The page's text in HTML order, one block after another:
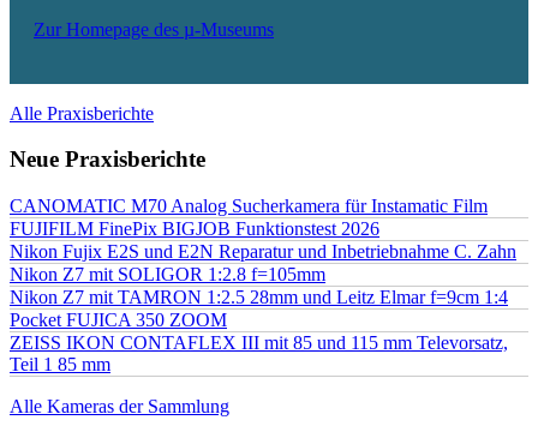
Zur Homepage des µ-Museums
Alle Praxisberichte
Neue Praxisberichte
CANOMATIC M70 Analog Sucherkamera für Instamatic Film
FUJIFILM FinePix BIGJOB Funktionstest 2026
Nikon Fujix E2S und E2N Reparatur und Inbetriebnahme C. Zahn
Nikon Z7 mit SOLIGOR 1:2.8 f=105mm
Nikon Z7 mit TAMRON 1:2.5 28mm und Leitz Elmar f=9cm 1:4
Pocket FUJICA 350 ZOOM
ZEISS IKON CONTAFLEX III mit 85 und 115 mm Televorsatz,
Teil 1 85 mm
Alle Kameras der Sammlung